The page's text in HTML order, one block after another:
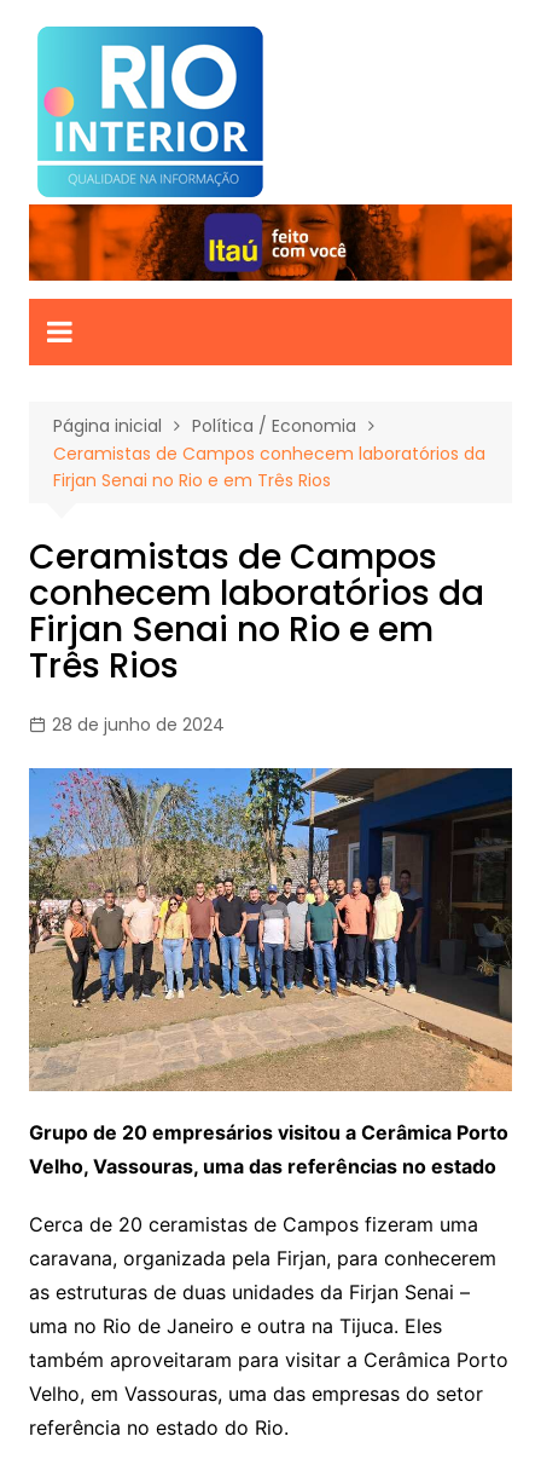
para
conteúdo
Página inicial
Política / Economia
Ceramistas de Campos conhecem laboratórios da
Firjan Senai no Rio e em Três Rios
Ceramistas de Campos
conhecem laboratórios da
Firjan Senai no Rio e em
Três Rios
28 de junho de 2024
Grupo de 20 empresários visitou a Cerâmica Porto
Velho, Vassouras, uma das referências no estado
Cerca de 20 ceramistas de Campos fizeram uma
caravana, organizada pela Firjan, para conhecerem
as estruturas de duas unidades da Firjan Senai –
uma no Rio de Janeiro e outra na Tijuca. Eles
também aproveitaram para visitar a Cerâmica Porto
Velho, em Vassouras, uma das empresas do setor
referência no estado do Rio.